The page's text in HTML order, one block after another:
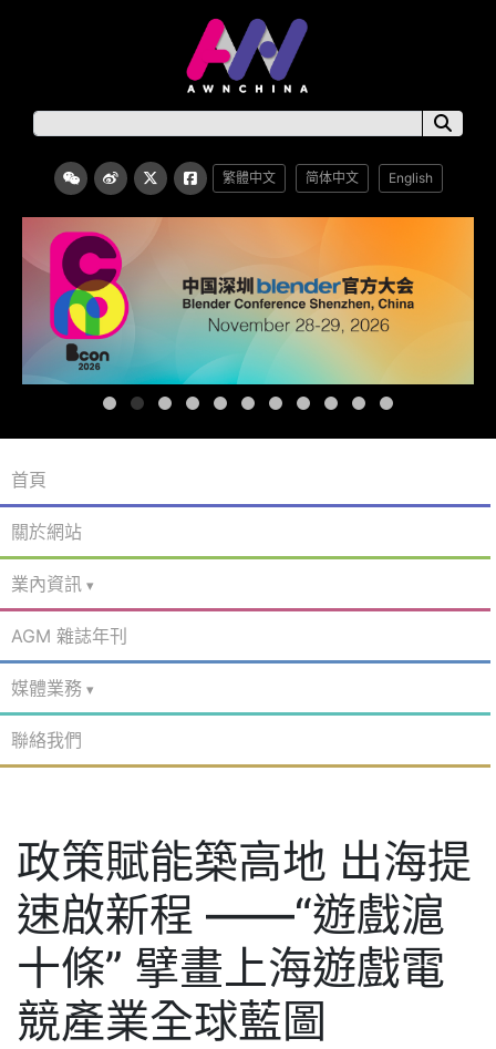
繁體中文 简体中文 English
首頁
關於網站
業內資訊
AGM 雜誌年刊
媒體業務
聯絡我們
政策賦能築高地 出海提
速啟新程 ——“遊戲滬
十條” 擘畫上海遊戲電
競產業全球藍圖